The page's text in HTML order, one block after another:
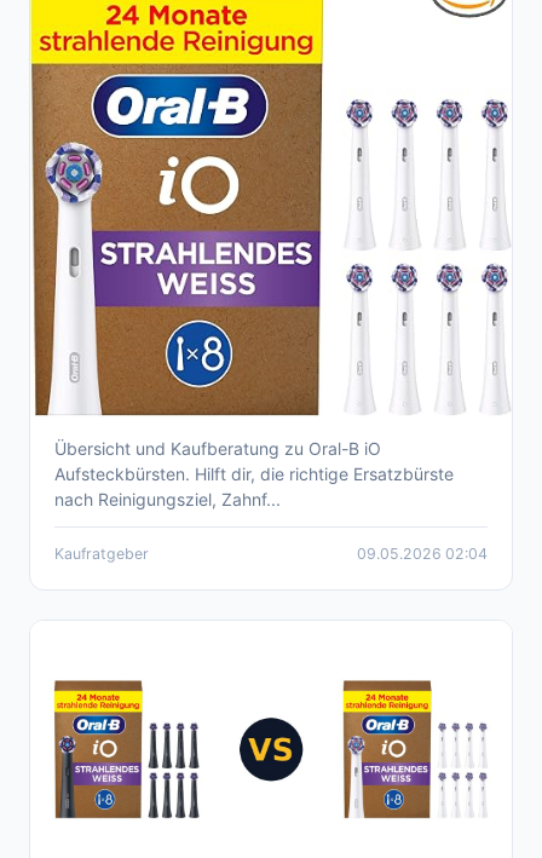
Oral-B iO Aufsteckbürsten – Kaufberatung &
Auswahl 2026
Übersicht und Kaufberatung zu Oral-B iO
Aufsteckbürsten. Hilft dir, die richtige Ersatzbürste
nach Reinigungsziel, Zahnf...
Kaufratgeber 09.05.2026 02:04